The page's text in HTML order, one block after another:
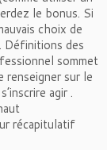
le bonus. Si
choix de
Définitions des
sommet
renseigner sur le
agir .
récapitulatif